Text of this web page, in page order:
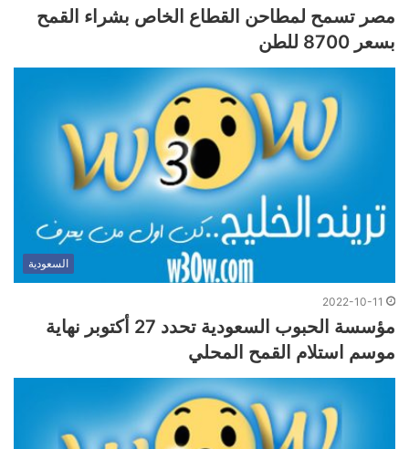
مصر تسمح لمطاحن القطاع الخاص بشراء القمح
بسعر 8700 للطن
السعودية
2022-10-11
مؤسسة الحبوب السعودية تحدد 27 أكتوبر نهاية
موسم استلام القمح المحلي